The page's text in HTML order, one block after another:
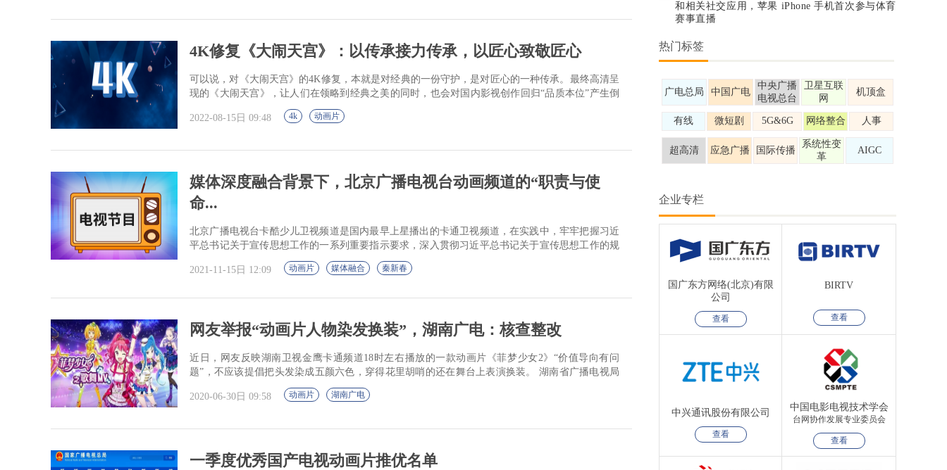
4K修复《大闹天宫》：以传承接力传承，以匠心致敬匠心
可以说，对《大闹天宫》的4K修复，本就是对经典的一份守护，是对匠心的一种传承。最终高清呈
现的《大闹天宫》，让人们在领略到经典之美的同时，也会对国内影视创作回归“品质本位”产生倒
2022-08-15日 09:48
4k 动画片
媒体深度融合背景下，北京广播电视台动画频道的“职责与使
命...
北京广播电视台卡酷少儿卫视频道是国内最早上星播出的卡通卫视频道，在实践中，牢牢把握习近
平总书记关于宣传思想工作的一系列重要指示要求，深入贯彻习近平总书记关于宣传思想工作的规
律性论断，担职责履使命、育新人兴文化，以丰富的文...
2021-11-15日 12:09
动画片 媒体融合 秦新春
网友举报“动画片人物染发换装”，湖南广电：核查整改
近日，网友反映湖南卫视金鹰卡通频道18时左右播放的一款动画片《菲梦少女2》“价值导向有问
题”，不应该提倡把头发染成五颜六色，穿得花里胡哨的还在舞台上表演换装。 湖南省广播电视局
表示，金鹰卡通频道第一时间停播了《菲梦少女2...
2020-06-30日 09:58
动画片 湖南广电
一季度优秀国产电视动画片推优名单
和相关社交应用，苹果 iPhone 手机首次参与体育
赛事直播
热门标签
广电总局 中国广电
中央广播
电视总台
卫星互联
网
机顶盒
有线 微短剧 5G&6G 网络整合 人事
超高清 应急广播 国际传播
系统性变
革
AIGC
企业专栏
国广东方网络(北京)有限
公司
查看
BIRTV
查看
中兴通讯股份有限公司
查看
中国电影电视技术学会
台网协作发展专业委员会
查看